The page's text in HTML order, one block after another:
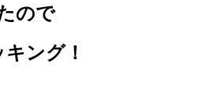
ので
キング！